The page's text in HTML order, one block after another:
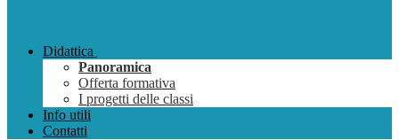
Didattica
Panoramica
Offerta formativa
I progetti delle classi
Info utili
Contatti